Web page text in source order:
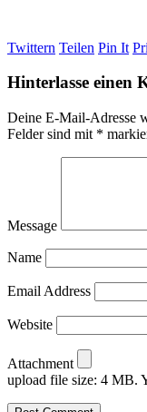
Twittern Teilen Pin It
Hinterlasse einen
Deine E-Mail-Adresse
Felder sind mit *
Message
Name
Email Address
Website
Attachment
upload file size: 4 MB.